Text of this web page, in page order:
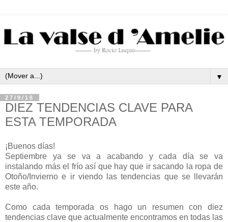
▼
27/9/16
DIEZ TENDENCIAS CLAVE PARA
ESTA TEMPORADA
¡Buenos días!
Septiembre ya se va a acabando y cada día se va
instalando más el frío así que hay que ir sacando la ropa de
Otoño/Invierno e ir viendo las tendencias que se llevarán
este año.
Como cada temporada os hago un resumen con diez
tendencias clave que actualmente encontramos en todas las